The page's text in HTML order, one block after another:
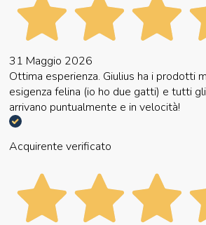
31 Maggio 2026
Ottima esperienza. Giulius ha i prodotti
esigenza felina (io ho due gatti) e tutti
arrivano puntualmente e in velocità!
Acquirente verificato